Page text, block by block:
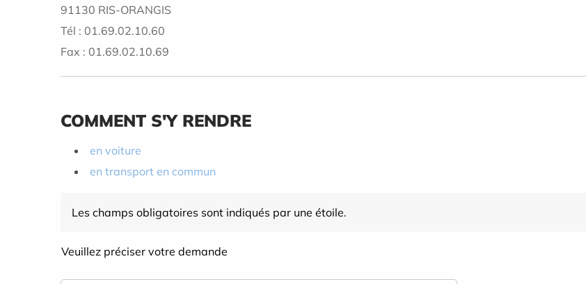
91130 RIS-ORANGIS
Tél : 01.69.02.10.60
Fax : 01.69.02.10.69
COMMENT S'Y RENDRE
en voiture
en transport en commun
Les champs obligatoires sont indiqués par une étoile.
Veuillez préciser votre demande